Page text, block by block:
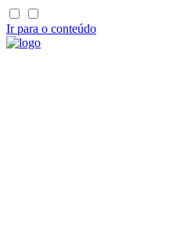
Ir para o conteúdo